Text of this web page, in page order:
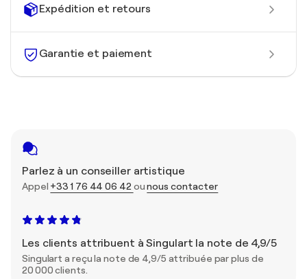
Expédition et retours
Garantie et paiement
Parlez à un conseiller artistique
Appel +33 1 76 44 06 42 ounous contacter
Les clients attribuent à Singulart la note de 4,9/5
Singulart a reçu la note de 4,9/5 attribuée par plus de
20 000 clients.